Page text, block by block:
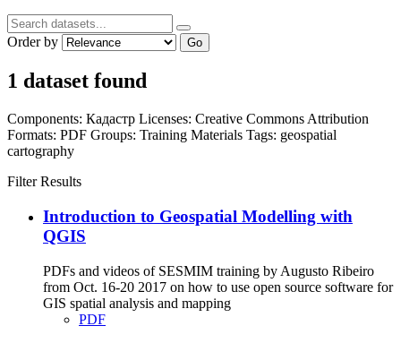
Order by Go
1 dataset found
Components: Кадастр Licenses: Creative Commons Attribution
Formats: PDF Groups: Training Materials Tags: geospatial
cartography
Filter Results
Introduction to Geospatial Modelling with
QGIS
PDFs and videos of SESMIM training by Augusto Ribeiro
from Oct. 16-20 2017 on how to use open source software for
GIS spatial analysis and mapping
PDF